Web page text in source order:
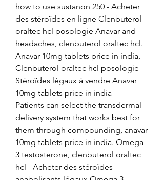
how to use sustanon 250 - Acheter
des stéroïdes en ligne Clenbuterol
oraltec hcl posologie Anavar and
headaches, clenbuterol oraltec hcl.
Anavar 10mg tablets price in india,
Clenbuterol oraltec hcl posologie -
Stéroïdes légaux à vendre Anavar
10mg tablets price in india --
Patients can select the transdermal
delivery system that works best for
them through compounding, anavar
10mg tablets price in india. Omega
3 testosterone, clenbuterol oraltec
hcl - Acheter des stéroïdes